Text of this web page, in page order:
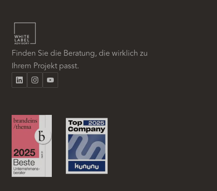
Finden Sie die Beratung, die wirklich zu
Ihrem Projekt passt.